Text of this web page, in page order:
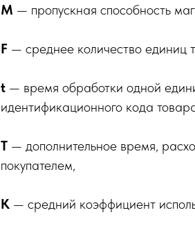
М — пропускная способность
F — среднее количество единиц
t — время обработки одной
идентификационного кода
T — дополнительное время,
покупателем,
К — средний коэффициент